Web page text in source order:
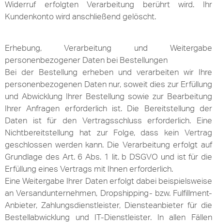
Widerruf erfolgten Verarbeitung berührt wird. Ihr
Kundenkonto wird anschließend gelöscht.
Erhebung, Verarbeitung und Weitergabe
personenbezogener Daten bei Bestellungen
Bei der Bestellung erheben und verarbeiten wir Ihre
personenbezogenen Daten nur, soweit dies zur Erfüllung
und Abwicklung Ihrer Bestellung sowie zur Bearbeitung
Ihrer Anfragen erforderlich ist. Die Bereitstellung der
Daten ist für den Vertragsschluss erforderlich. Eine
Nichtbereitstellung hat zur Folge, dass kein Vertrag
geschlossen werden kann. Die Verarbeitung erfolgt auf
Grundlage des Art. 6 Abs. 1 lit. b DSGVO und ist für die
Erfüllung eines Vertrags mit Ihnen erforderlich.
Eine Weitergabe Ihrer Daten erfolgt dabei beispielsweise
an Versandunternehmen, Dropshipping- bzw. Fulfillment-
Anbieter, Zahlungsdienstleister, Diensteanbieter für die
Bestellabwicklung und IT-Dienstleister. In allen Fällen